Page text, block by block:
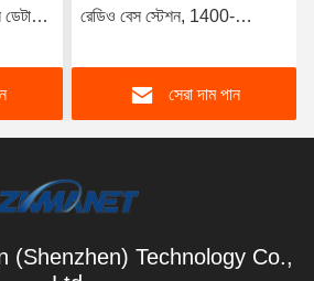
রেডিও বেস স্টেশন, 1400-
82Mbps ডেটা রেট এবং IP67
মজবুত আবাসন
সেরা দাম পান
(Shenzhen) Technology Co.,